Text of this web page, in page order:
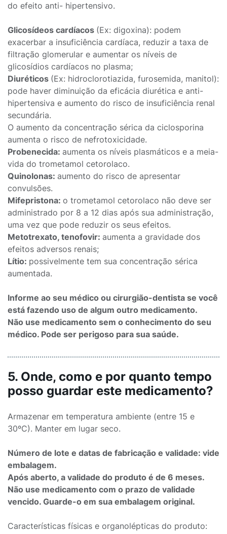
do efeito anti- hipertensivo.
Glicosídeos cardíacos (Ex: digoxina): podem
exacerbar a insuficiência cardíaca, reduzir a taxa de
filtração glomerular e aumentar os níveis de
glicosídios cardíacos no plasma;
Diuréticos (Ex: hidroclorotiazida, furosemida, manitol):
pode haver diminuição da eficácia diurética e anti-
hipertensiva e aumento do risco de insuficiência renal
secundária.
O aumento da concentração sérica da ciclosporina
aumenta o risco de nefrotoxicidade.
Probenecida: aumenta os níveis plasmáticos e a meia-
vida do trometamol cetorolaco.
Quinolonas: aumento do risco de apresentar
convulsões.
Mifepristona: o trometamol cetorolaco não deve ser
administrado por 8 a 12 dias após sua administração,
uma vez que pode reduzir os seus efeitos.
Metotrexato, tenofovir: aumenta a gravidade dos
efeitos adversos renais;
Lítio: possivelmente tem sua concentração sérica
aumentada.
Informe ao seu médico ou cirurgião-dentista se você
está fazendo uso de algum outro medicamento.
Não use medicamento sem o conhecimento do seu
médico. Pode ser perigoso para sua saúde.
5. Onde, como e por quanto tempo
posso guardar este medicamento?
Armazenar em temperatura ambiente (entre 15 e
30ºC). Manter em lugar seco.
Número de lote e datas de fabricação e validade: vide
embalagem.
Após aberto, a validade do produto é de 6 meses.
Não use medicamento com o prazo de validade
vencido. Guarde-o em sua embalagem original.
Características físicas e organolépticas do produto: